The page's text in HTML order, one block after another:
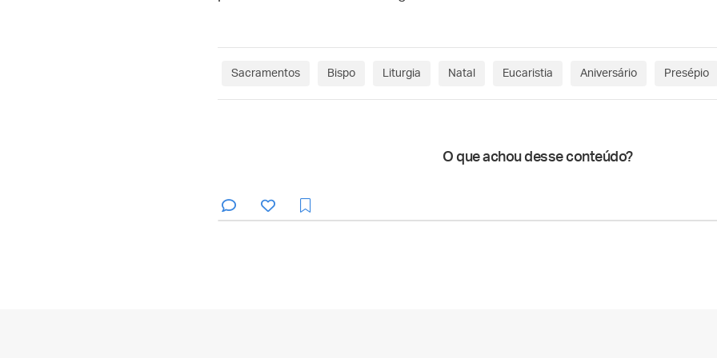
Sacramentos Bispo Liturgia Natal Eucaristia Aniversário Presépio
O que achou desse conteúdo?